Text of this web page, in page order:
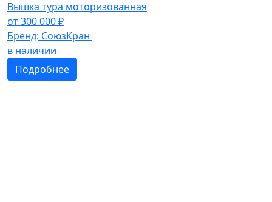
Вышка тура моторизованная
от300 000₽
Бренд: СоюзКран
в наличии
Подробнее